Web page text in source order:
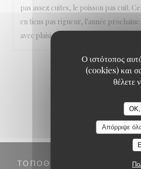
Ο ιστότοπος
(cookies) και
θέλετε
Απόρριψε
pas assez cuites, le poisson pas cuit.
en tiens pas rigueur, l'année
avec plaisir et envie!!!
1 2
ΤΟΠΟΘΕΣΊΑ